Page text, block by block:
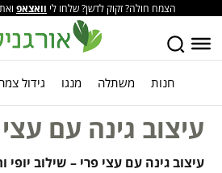
הצמח חולה? זקוק לדשן? שלחו לי וואצאפ
חנות משתלה מנגו גידול
עיצוב גינה עם
עיצוב גינה עם עצי פרי – שילוב